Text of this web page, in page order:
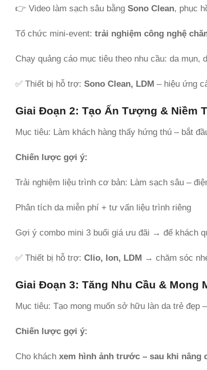
👉 Video làm sạch sâu bằng Sono Clean, phục
Tổ chức mini-event: trải nghiệm công nghệ
Chạy quảng cáo mục tiêu theo nhu cầu: da mụn,
✅ Thiết bị hỗ trợ: Sono Clean, LDM – hiệu ứng
Giai Đoạn 2: Tạo Ấn Tượng & Niềm
Mục tiêu: Làm khách hàng thấy hứng thú – bắt
Chiến lược gợi ý:
Trải nghiệm liệu trình cơ bản: Làm sạch sâu –
Phân tích da miễn phí + tư vấn liệu trình riêng
Gợi ý combo mini 3 buổi giá ưu đãi → để khách
✅ Thiết bị hỗ trợ: Clio, Ion, LDM → chăm sóc
Giai Đoạn 3: Tăng Nhu Cầu & Mong
Mục tiêu: Tạo mong muốn sở hữu làn da trẻ đẹp
Chiến lược gợi ý:
Cho khách xem hình ảnh trước – sau khi nâng